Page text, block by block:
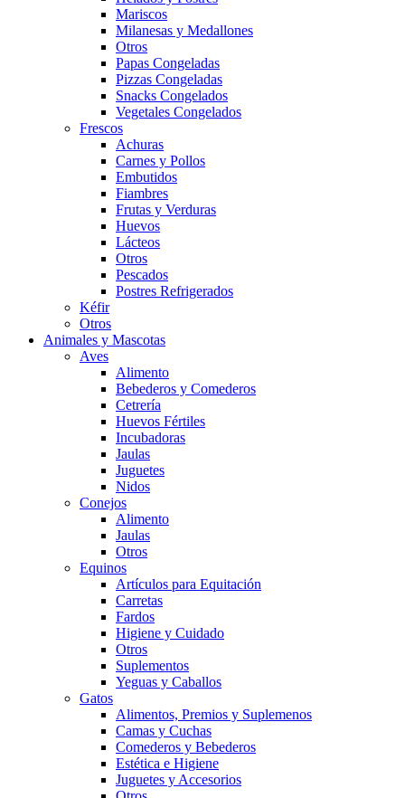
Mariscos
Milanesas y Medallones
Otros
Papas Congeladas
Pizzas Congeladas
Snacks Congelados
Vegetales Congelados
Frescos
Achuras
Carnes y Pollos
Embutidos
Fiambres
Frutas y Verduras
Huevos
Lácteos
Otros
Pescados
Postres Refrigerados
Kéfir
Otros
Animales y Mascotas
Aves
Alimento
Bebederos y Comederos
Cetrería
Huevos Fértiles
Incubadoras
Jaulas
Juguetes
Nidos
Conejos
Alimento
Jaulas
Otros
Equinos
Artículos para Equitación
Carretas
Fardos
Higiene y Cuidado
Otros
Suplementos
Yeguas y Caballos
Gatos
Alimentos, Premios y Suplemenos
Camas y Cuchas
Comederos y Bebederos
Estética e Higiene
Juguetes y Accesorios